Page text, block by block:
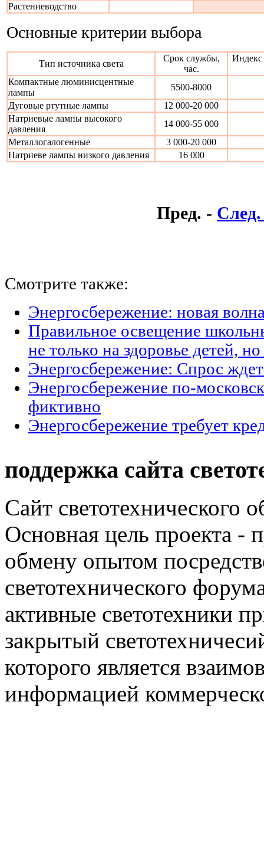
Растениеводство
Основные критерии выбора
Тип источника света
Срок службы,
час.
Индекс
Компактные люминисцентные
лампы
5500-8000
Дуговые ртутные лампы
12 000-20 000
Натриевые лампы высокого
давления
14 000-55 000
Металлогалогенные
3 000-20 000
Натриеве лампы низкого давления
16 000
Пред. - След.
Смотрите также:
Энергосбережение: новая
Правильное освещение
не только на здоровье детей,
Энергосбережение: Спрос
Энергосбережение по-
фиктивно
Энергосбережение требует
поддержка сайта
Сайт светотехнического
Основная цель проекта -
обмену опытом
светотехнического
активные светотехники
закрытый
которого является
информацией